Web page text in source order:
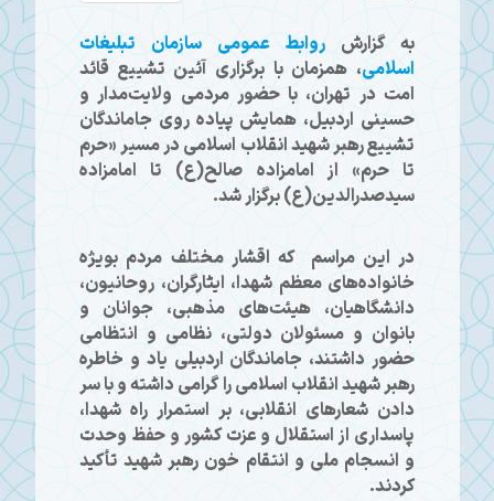
به گزارش روابط عمومی سازمان تبلیغات
اسلامی، همزمان با برگزاری آئین تشییع قائد
امت در تهران، با حضور مردمی ولایت‌مدار و
حسینی اردبیل، همایش پیاده روی جاماندگان
تشییع رهبر شهید انقلاب اسلامی در مسیر «حرم
تا حرم» از امامزاده صالح(ع) تا امامزاده
سیدصدرالدین(ع) برگزار شد.
در این مراسم که اقشار مختلف مردم بویژه
خانواده‌های معظم شهدا، ایثارگران، روحانیون،
دانشگاهیان، هیئت‌های مذهبی، جوانان و
بانوان و مسئولان دولتی، نظامی و انتظامی
حضور داشتند، جاماندگان اردبیلی یاد و خاطره
رهبر شهید انقلاب اسلامی را گرامی داشته و با سر
دادن شعارهای انقلابی، بر استمرار راه شهدا،
پاسداری از استقلال و عزت کشور و حفظ وحدت
و انسجام ملی و انتقام خون رهبر شهید تأکید
کردند.